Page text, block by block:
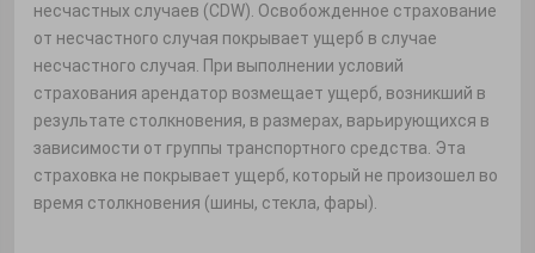
несчастных случаев (CDW). Освобожденное страхование
от несчастного случая покрывает ущерб в случае
несчастного случая. При выполнении условий
страхования арендатор возмещает ущерб, возникший в
результате столкновения, в размерах, варьирующихся в
зависимости от группы транспортного средства. Эта
страховка не покрывает ущерб, который не произошел во
время столкновения (шины, стекла, фары).